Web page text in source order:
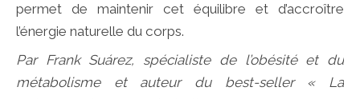
permet de maintenir cet équilibre et d’accroître
l’énergie naturelle du corps.
Par Frank Suárez, spécialiste de l’obésité et du
métabolisme et auteur du best-seller « La